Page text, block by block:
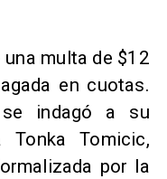
multa de $12
en cuotas.
indagó a su
Tonka Tomicic,
por la